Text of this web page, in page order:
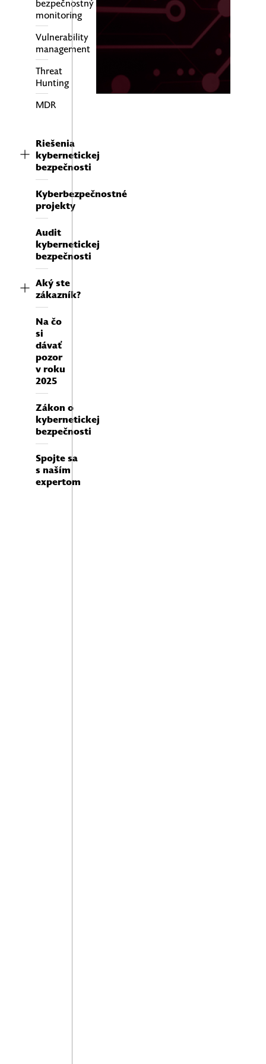
bezpečnostný
monitoring
Vulnerability
management
Threat
Hunting
MDR
Riešenia
kybernetickej
bezpečnosti
Kyberbezpečnostné
projekty
Audit
kybernetickej
bezpečnosti
Aký ste
zákazník?
Na čo
si
dávať
pozor
v roku
2025
Zákon o
kybernetickej
bezpečnosti
Spojte sa
s naším
expertom